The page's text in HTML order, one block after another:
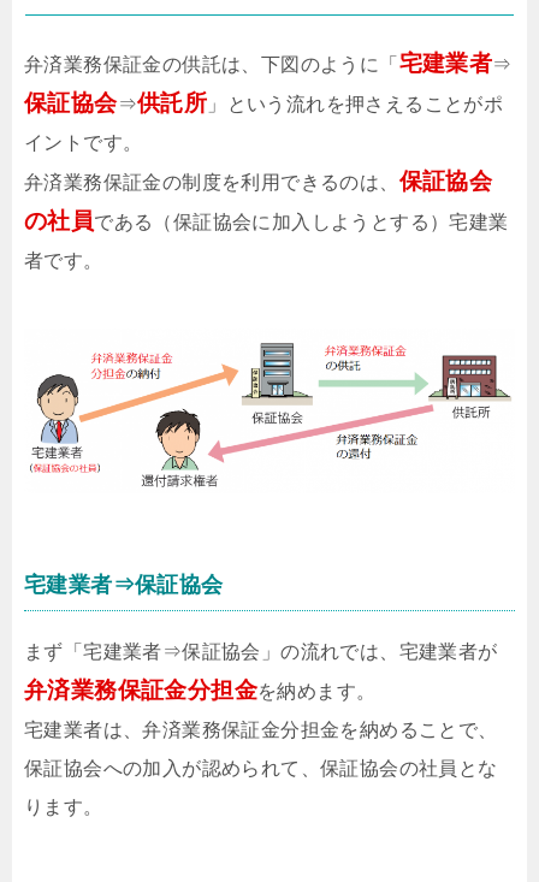
弁済業務保証金の供託は、下図のように「 宅建業者⇒
保証協会⇒供託所 」という流れを押さえることがポ
イントです。
弁済業務保証金の制度を利用できるのは、 保証協会
の社員である（保証協会に加入しようとする）宅建業
者です。
宅建業者⇒保証協会
まず「宅建業者⇒保証協会」の流れでは、宅建業者が
弁済業務保証金分担金を納めます。
宅建業者は、弁済業務保証金分担金を納めることで、
保証協会への加入が認められて、保証協会の社員とな
ります。